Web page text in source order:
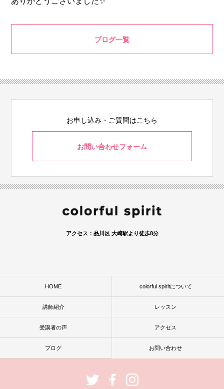
ブログ一覧
お申し込み・ご質問はこちら
お問い合わせフォーム
アクセス：品川区 大崎駅より徒歩8分
HOME colorful spiritについて
講師紹介 レッスン
受講者の声 アクセス
ブログ お問い合わせ